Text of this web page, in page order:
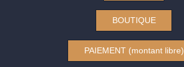
BOUTIQUE
PAIEMENT (montant libre)